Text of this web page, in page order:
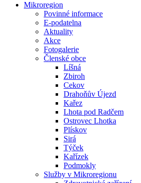
Mikroregion
Povinné informace
E-podatelna
Aktuality
Akce
Fotogalerie
Členské obce
Líšná
Zbiroh
Cekov
Drahoňův Újezd
Kařez
Lhota pod Radčem
Ostrovec Lhotka
Plískov
Sirá
Týček
Kařízek
Podmokly
Služby v Mikroregionu